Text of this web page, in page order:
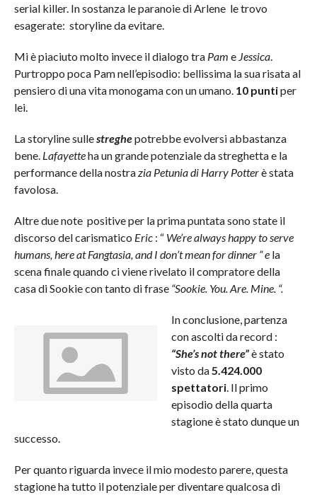
serial killer. In sostanza le paranoie di Arlene le trovo
esagerate: storyline da evitare.
Mi è piaciuto molto invece il dialogo tra Pam e Jessica.
Purtroppo poca Pam nell’episodio: bellissima la sua risata al
pensiero di una vita monogama con un umano. 10 puntiper
lei.
La storyline sullestreghepotrebbe evolversi abbastanza
bene. Lafayetteha un grande potenziale da streghetta e la
performance della nostrazia Petunia di Harry Potterè stata
favolosa.
Altre due note positive per la prima puntata sono state il
discorso del carismatico Eric: “We’re always happy to serve
humans, here at Fangtasia, and I don’t mean for dinner ” ela
scena finale quando ci viene rivelato il compratore della
casa di Sookie con tanto di frase“Sookie. You. Are. Mine. “.
In conclusione, partenza
con ascolti da record :
“She’s not there”è stato
visto da5.424.000
spettatori. Il primo
episodio della quarta
stagione è stato dunque un
successo.
Per quanto riguarda invece il mio modesto parere, questa
stagione ha tutto il potenziale per diventare qualcosa di